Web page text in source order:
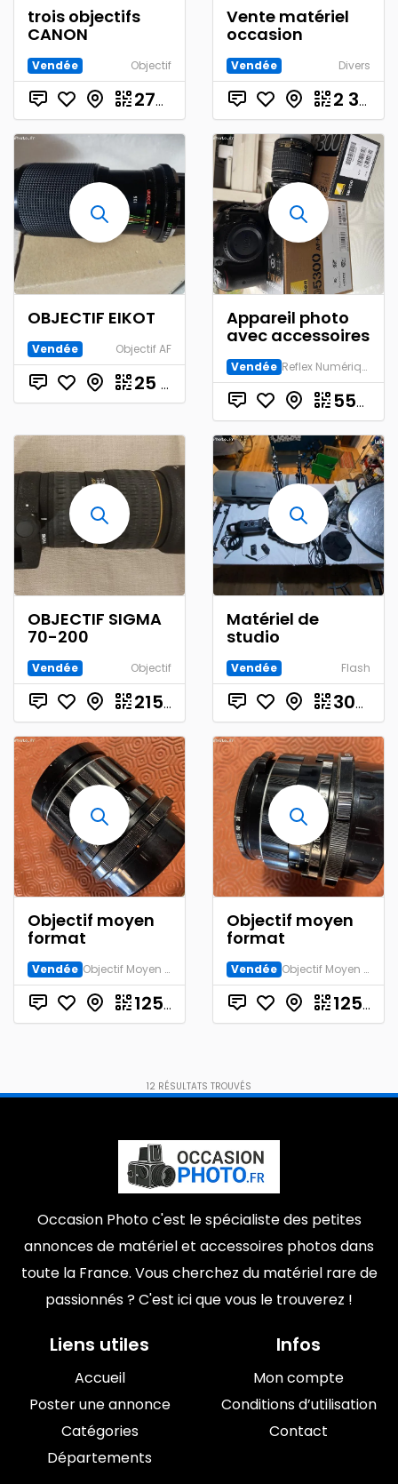
trois objectifs
CANON
Vendée Objectif
270.00
Vente matériel
occasion
Vendée Divers
2 300.00
OBJECTIF EIKOT
Vendée Objectif AF
25
Appareil photo
avec accessoires
Vendée Reflex Numérique
550.00
OBJECTIF SIGMA
70-200
Vendée Objectif
215.00
Matériel de
studio
Vendée Flash
300.00
Objectif moyen
format
Vendée Objectif Moyen Format
125.00
Objectif moyen
format
Vendée Objectif Moyen Format
125.00
12 RÉSULTATS TROUVÉS
Occasion Photo c'est le spécialiste des petites
annonces de matériel et accessoires photos dans
toute la France. Vous cherchez du matériel rare de
passionnés ? C'est ici que vous le trouverez !
Liens utiles
Accueil
Poster une annonce
Catégories
Départements
Infos
Mon compte
Conditions d’utilisation
Contact